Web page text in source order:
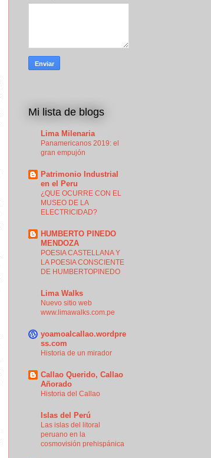
Mi lista de blogs
Lima Milenaria
Panamericanos 2019: el
gran empujón
Patrimonio Industrial
en el Peru
¿QUE OCURRE CON EL
MUSEO DE LA
ELECTRICIDAD?
HUMBERTO PINEDO
MENDOZA
POESIA CASTELLANA Y
LA POESIA CONSCIENTE
DE HUMBERTOPINEDO
Lima Walks
Nuevo sitio web
www.limawalks.com.pe
yoamoalcallao.wordpre
ss.com
Historia de un mirador
Callao Querido, Callao
Añorado
Historia del Callao
Islas del Perú
Las islas del litoral
peruano en la
cosmovisión prehispánica